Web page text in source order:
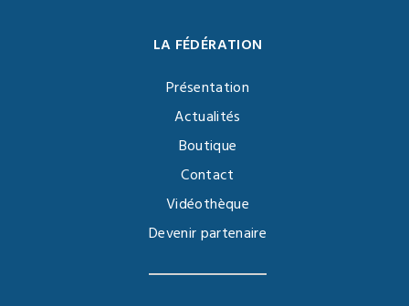
LA FÉDÉRATION
Présentation
Actualités
Boutique
Contact
Vidéothèque
Devenir partenaire